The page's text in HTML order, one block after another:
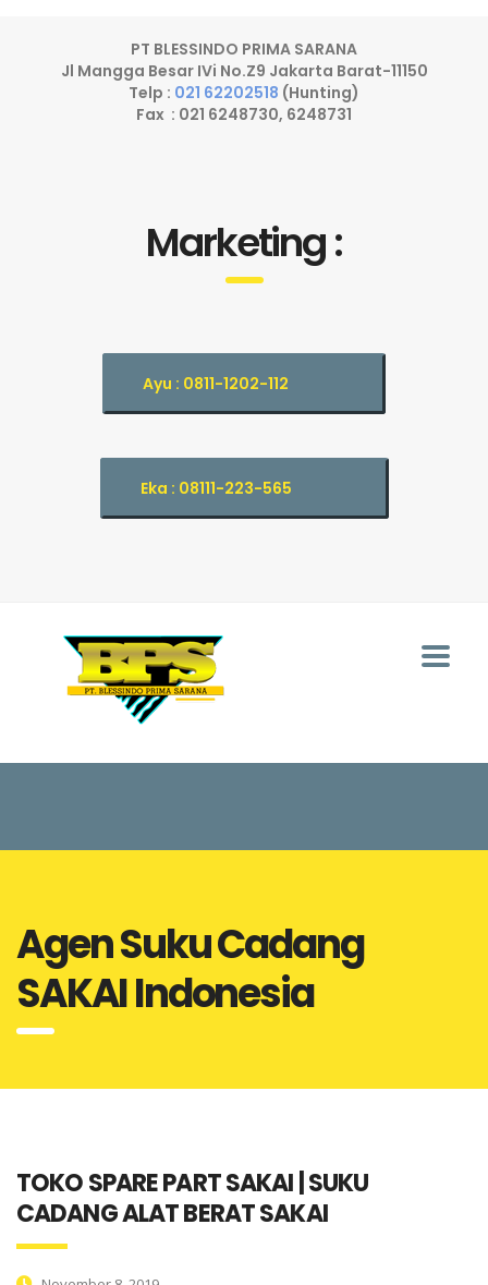
PT BLESSINDO PRIMA SARANA
Jl Mangga Besar IVi No.Z9 Jakarta Barat-11150
Telp : 021 62202518 (Hunting)
Fax : 021 6248730, 6248731
Marketing :
Ayu : 0811-1202-112
Eka : 08111-223-565
Agen Suku Cadang
SAKAI Indonesia
TOKO SPARE PART SAKAI | SUKU
CADANG ALAT BERAT SAKAI